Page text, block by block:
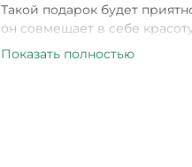
Такой подарок будет
он совмещает в себе
оригинальны – дарите
Показать полностью